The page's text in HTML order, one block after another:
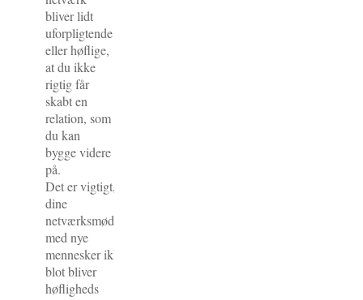
bliver lidt
uforpligtende
eller høflige,
at du ikke
rigtig får
skabt en
relation, som
du kan
bygge videre
på.
Det er vigtigt, at
dine
netværksmøder
med nye
mennesker ikke
blot bliver
høfligheds